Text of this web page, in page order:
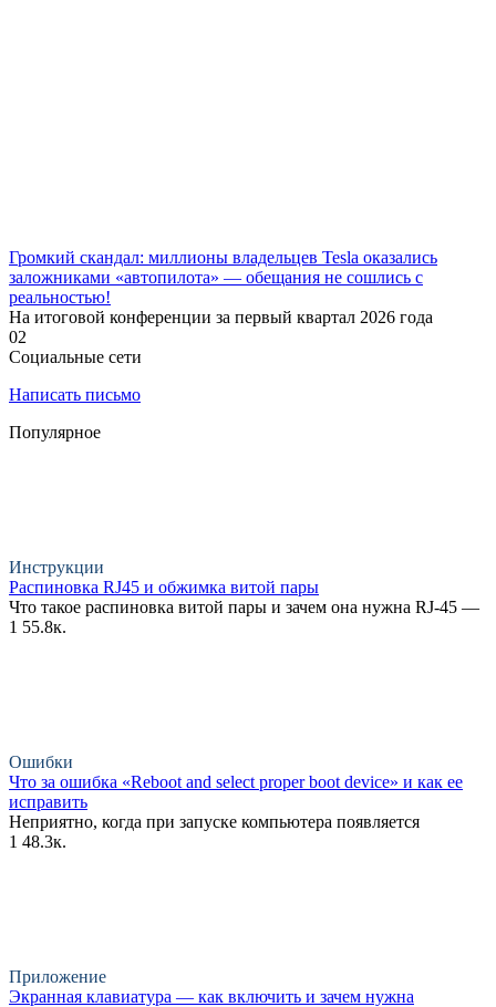
Громкий скандал: миллионы владельцев Tesla оказались
заложниками «автопилота» — обещания не сошлись с
реальностью!
На итоговой конференции за первый квартал 2026 года
02
Социальные сети
Написать письмо
Популярное
Инструкции
Распиновка RJ45 и обжимка витой пары
Что такое распиновка витой пары и зачем она нужна RJ-45 —
1 55.8к.
Ошибки
Что за ошибка «Reboot and select proper boot device» и как ее
исправить
Неприятно, когда при запуске компьютера появляется
1 48.3к.
Приложение
Экранная клавиатура — как включить и зачем нужна